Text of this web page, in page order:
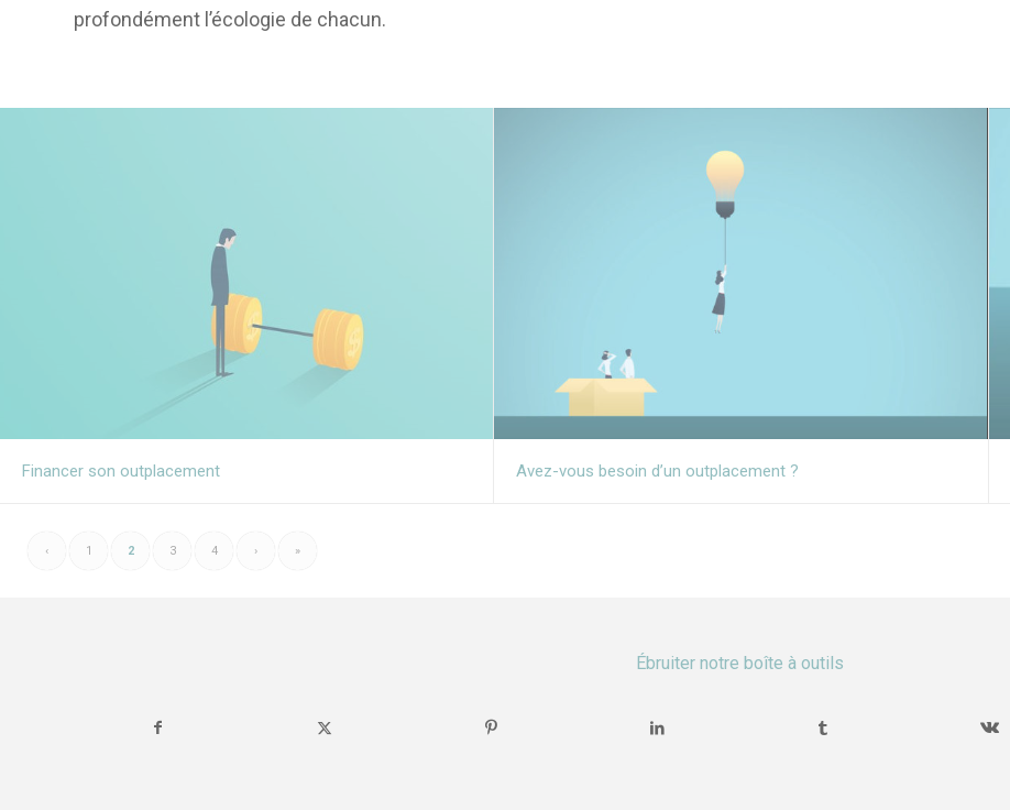
profondément l’écologie de chacun.
Financer son outplacement Avez-vous besoin d’un outplacement ?
‹ 1 2 3 4 › »
Ébruiter notre boîte à outils